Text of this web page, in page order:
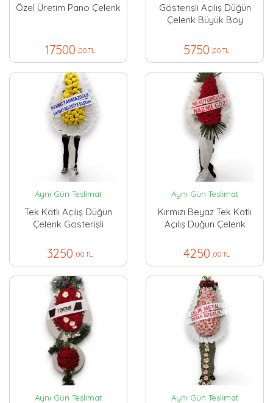
Özel Üretim Pano Çelenk
17500 ,00 TL
Gösterişli Açılış Düğün
Çelenk Büyük Boy
5750 ,00 TL
Aynı Gün Teslimat
Tek Katlı Açılış Düğün
Çelenk Gösterişli
3250 ,00 TL
Aynı Gün Teslimat
Kırmızı Beyaz Tek Katlı
Açılış Düğün Çelenk
4250 ,00 TL
Aynı Gün Teslimat Aynı Gün Teslimat